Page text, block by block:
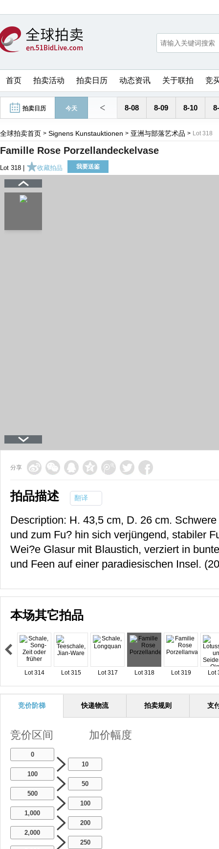
首页 拍卖活动 拍卖日历 动态资讯 关于联拍 竞
拍卖日历 今天 < 8-08 8-09 8-10
全球拍卖首页 > Signens Kunstauktionen > 亚洲与部落艺术品 > Lot 318
Famille Rose Porzellandeckelvase
Lot 318 | 收藏拍品 我要送鉴
分享
拍品描述 翻译
Description: H. 43,5 cm, D. 26 cm.
und zum Fu? hin sich verjüngend, stabiler
Wei?e Glasur mit Blaustich, verziert in
und Feen auf einer paradiesischen Insel.
本场其它拍品
Lot 314 Lot 315 Lot 317 Lot 318 Lot 319 Lot
竞价阶梯 快递物流 拍卖规则 支
竞价区间 加价幅度
0
10
100
50
500
100
1,000
200
2,000
250